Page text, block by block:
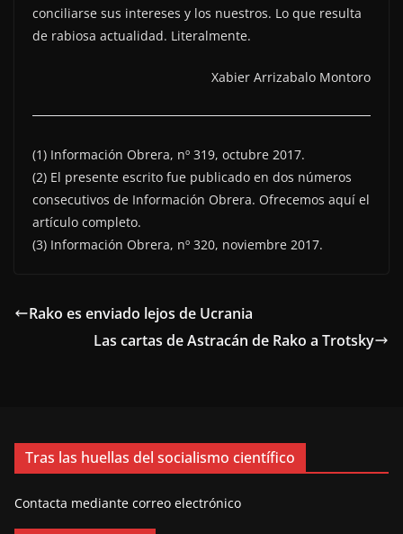
conciliarse sus intereses y los nuestros. Lo que resulta
de rabiosa actualidad. Literalmente.
Xabier Arrizabalo Montoro
(1) Información Obrera, nº 319, octubre 2017.
(2) El presente escrito fue publicado en dos números
consecutivos de Información Obrera. Ofrecemos aquí el
artículo completo.
(3) Información Obrera, nº 320, noviembre 2017.
Rako es enviado lejos de Ucrania
Las cartas de Astracán de Rako a Trotsky
Tras las huellas del socialismo científico
Contacta mediante correo electrónico